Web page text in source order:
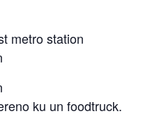
metro station
ku un foodtruck.